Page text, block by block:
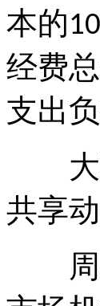
本的
经费
支出负
共享动